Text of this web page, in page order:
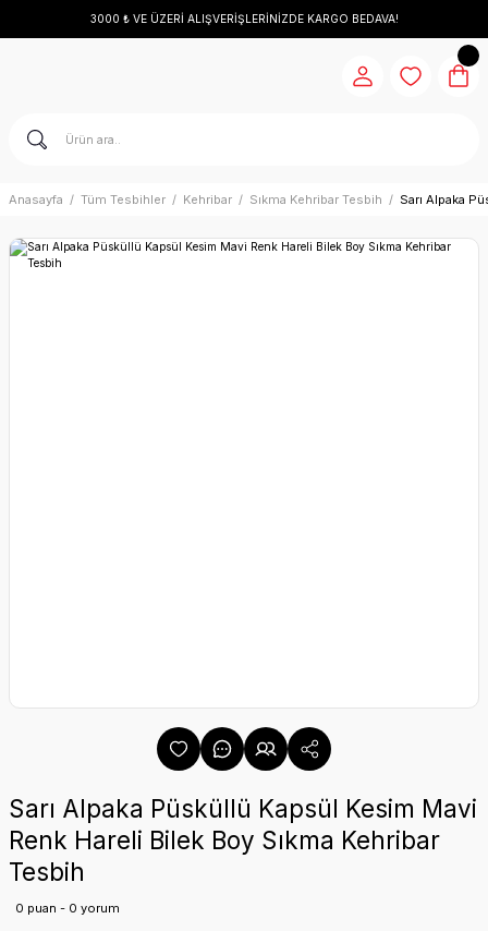
3000 ₺ VE ÜZERİ ALIŞVERİŞLERİNİZDE KARGO BEDAVA!
Anasayfa Tüm Tesbihler Kehribar Sıkma Kehribar Tesbih Sarı Alpaka
Sarı Alpaka Püsküllü Kapsül Kesim Mavi
Renk Hareli Bilek Boy Sıkma Kehribar
Tesbih
0 puan - 0 yorum